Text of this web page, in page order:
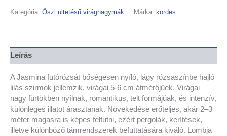
Kategória: Őszi ültetésű virághagymák Márka: kordes
Leírás
A Jasmina futórózsát bőségesen nyíló, lágy rózsaszínbe hajló
lilás szirmok jellemzik, virágai 5-6 cm átmérőjűek. Virágai
nagy fürtökben nyílnak, romantikus, telt formájúak, és intenzív,
különleges illatot árasztanak. Növekedése erőteljes, akár 2–3
méter magasra is képes felfutni, ezért pergolák, kerítések,
illetve különböző támrendszerek befuttatására kiváló. Lombja